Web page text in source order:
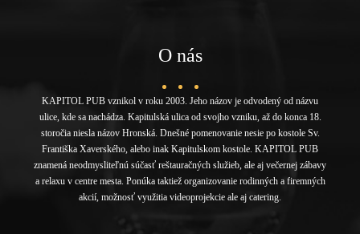
O nás
KAPITOL PUB vznikol v roku 2003. Jeho názov je odvodený od názvu
ulice, kde sa nachádza. Kapitulská ulica od svojho vzniku, až do konca 18.
storočia niesla názov Hronská. Dnešné pomenovanie nesie po kostole Sv.
Františka Xaverského, alebo inak Kapitulskom kostole. KAPITOL PUB
znamená neodmysliteľnú súčasť reštauračných služieb, ale aj večernej zábavy
a relaxu v centre mesta. Ponúka taktiež organizovanie rodinných a firemných
akcií, možnosť využitia videoprojekcie ale aj catering.